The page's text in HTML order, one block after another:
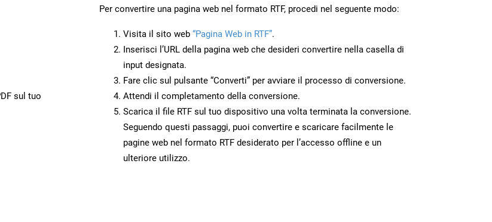
sul tuo
Per convertire una pagina web nel formato RTF, procedi nel seguente modo:
Visita il sito web “Pagina Web in RTF”.
Inserisci l’URL della pagina web che desideri convertire nella casella di
input designata.
Fare clic sul pulsante “Converti” per avviare il processo di conversione.
Attendi il completamento della conversione.
Scarica il file RTF sul tuo dispositivo una volta terminata la conversione.
Seguendo questi passaggi, puoi convertire e scaricare facilmente le
pagine web nel formato RTF desiderato per l’accesso offline e un
ulteriore utilizzo.